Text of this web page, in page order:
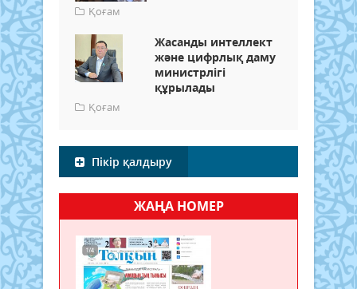
Қоғам
Жасанды интеллект
және цифрлық даму
министрлігі
құрылады
Қоғам
Пікір қалдыру
ЖАҢА НОМЕР